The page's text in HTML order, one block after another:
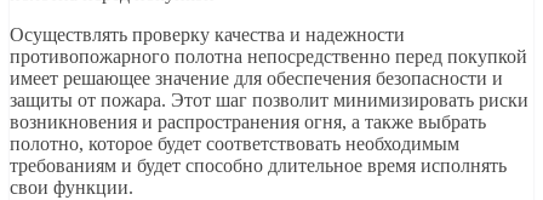
Осуществлять проверку качества и надежности
противопожарного полотна непосредственно перед покупкой
имеет решающее значение для обеспечения безопасности и
защиты от пожара. Этот шаг позволит минимизировать риски
возникновения и распространения огня, а также выбрать
полотно, которое будет соответствовать необходимым
требованиям и будет способно длительное время исполнять
свои функции.